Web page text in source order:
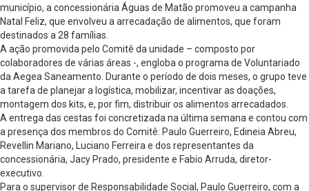
município, a concessionária Águas de Matão promoveu a campanha
Natal Feliz, que envolveu a arrecadação de alimentos, que foram
destinados a 28 famílias.
A ação promovida pelo Comitê da unidade – composto por
colaboradores de várias áreas -, engloba o programa de Voluntariado
da Aegea Saneamento. Durante o período de dois meses, o grupo teve
a tarefa de planejar a logística, mobilizar, incentivar as doações,
montagem dos kits, e, por fim, distribuir os alimentos arrecadados.
A entrega das cestas foi concretizada na última semana e contou com
a presença dos membros do Comitê: Paulo Guerreiro, Edineia Abreu,
Revellin Mariano, Luciano Ferreira e dos representantes da
concessionária, Jacy Prado, presidente e Fabio Arruda, diretor-
executivo.
Para o supervisor de Responsabilidade Social, Paulo Guerreiro, com a